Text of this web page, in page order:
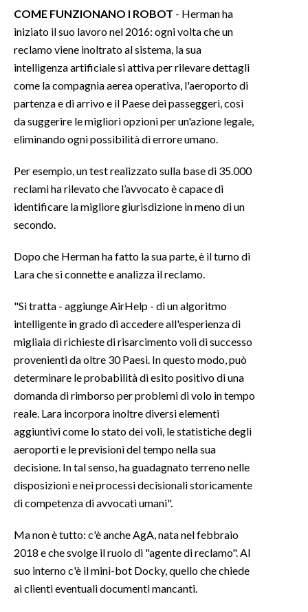
COME FUNZIONANO I ROBOT - Herman ha
iniziato il suo lavoro nel 2016: ogni volta che un
reclamo viene inoltrato al sistema, la sua
intelligenza artificiale si attiva per rilevare dettagli
come la compagnia aerea operativa, l'aeroporto di
partenza e di arrivo e il Paese dei passeggeri, così
da suggerire le migliori opzioni per un'azione legale,
eliminando ogni possibilità di errore umano.
Per esempio, un test realizzato sulla base di 35.000
reclami ha rilevato che l’avvocato è capace di
identificare la migliore giurisdizione in meno di un
secondo.
Dopo che Herman ha fatto la sua parte, è il turno di
Lara che si connette e analizza il reclamo.
"Si tratta - aggiunge AirHelp - di un algoritmo
intelligente in grado di accedere all'esperienza di
migliaia di richieste di risarcimento voli di successo
provenienti da oltre 30 Paesi. In questo modo, può
determinare le probabilità di esito positivo di una
domanda di rimborso per problemi di volo in tempo
reale. Lara incorpora inoltre diversi elementi
aggiuntivi come lo stato dei voli, le statistiche degli
aeroporti e le previsioni del tempo nella sua
decisione. In tal senso, ha guadagnato terreno nelle
disposizioni e nei processi decisionali storicamente
di competenza di avvocati umani".
Ma non è tutto: c'è anche AgA, nata nel febbraio
2018 e che svolge il ruolo di "agente di reclamo". Al
suo interno c'è il mini-bot Docky, quello che chiede
ai clienti eventuali documenti mancanti.